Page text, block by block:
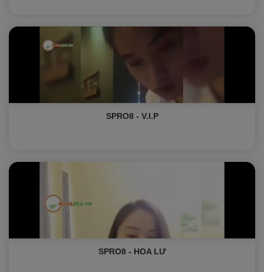
SPRO8 - V.I.P
SPRO8 - HOA LƯ